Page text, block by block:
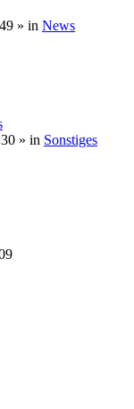
» in News
» in Sonstiges